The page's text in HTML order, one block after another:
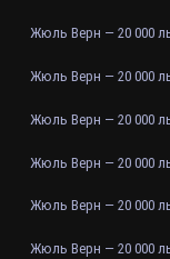
Жюль Верн — 20 000
Жюль Верн — 20 000
Жюль Верн — 20 000
Жюль Верн — 20 000
Жюль Верн — 20 000
Жюль Верн — 20 000